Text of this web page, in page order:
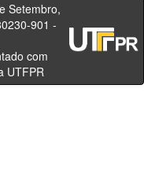
901 -
Brasil
com
UTFPR